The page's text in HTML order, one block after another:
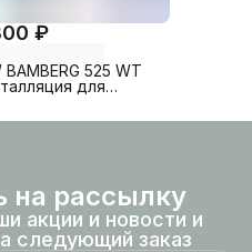
₽
BAMBERG 525 WT
для
хром.
на рассылку
акции и новости и
следующий заказ